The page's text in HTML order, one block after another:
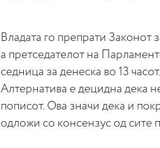
Владата го препрати
а претседателот на
седница за денеска во 13
Алтернатива е децидна дека
пописот. Ова значи дека и
одложи со консензус од сите